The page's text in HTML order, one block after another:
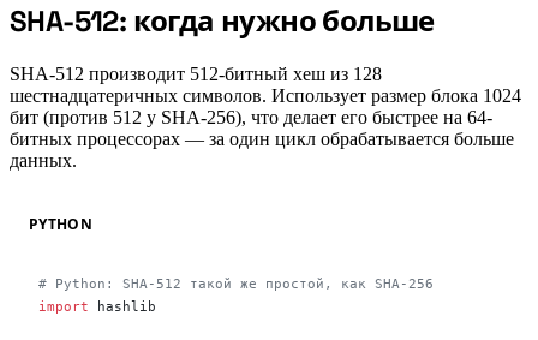
#
SHA-512: когда нужно больше
SHA-512 производит 512-битный хеш из 128
шестнадцатеричных символов. Использует размер блока 1024
бит (против 512 у SHA-256), что делает его быстрее на 64-
битных процессорах — за один цикл обрабатывается больше
данных.
PYTHON
# Python: SHA-512 такой же простой, как SHA-256
import hashlib